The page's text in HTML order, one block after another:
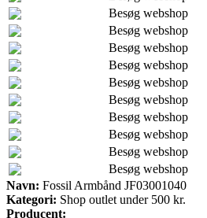
Besøg webshop
Besøg webshop
Besøg webshop
Besøg webshop
Besøg webshop
Besøg webshop
Besøg webshop
Besøg webshop
Besøg webshop
Besøg webshop
Navn: Fossil Armbånd JF03001040
Kategori: Shop outlet under 500 kr.
Producent: